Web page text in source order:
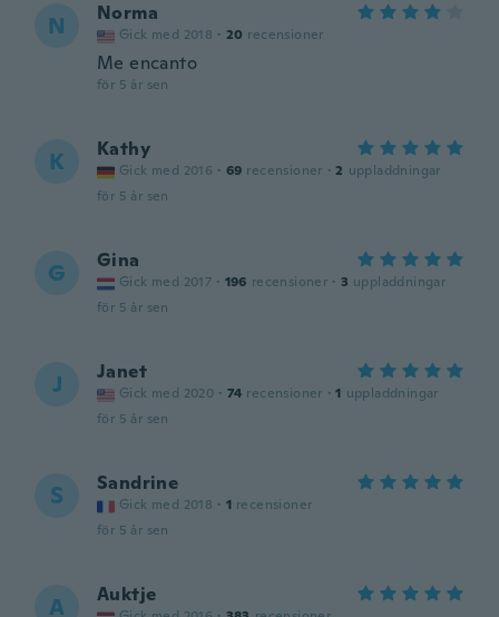
N Norma
Gick med 2018 · 20 recensioner
Me encanto
för 5 år sen
K Kathy
Gick med 2016 · 69 recensioner · 2 uppladdningar
för 5 år sen
G Gina
Gick med 2017 · 196 recensioner · 3 uppladdningar
för 5 år sen
J Janet
Gick med 2020 · 74 recensioner · 1 uppladdningar
för 5 år sen
S Sandrine
Gick med 2018 · 1 recensioner
för 5 år sen
A Auktje